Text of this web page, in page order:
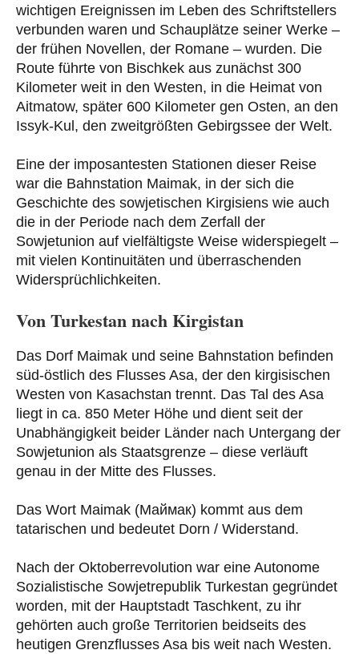
wichtigen Ereignissen im Leben des Schriftstellers
verbunden waren und Schauplätze seiner Werke –
der frühen Novellen, der Romane – wurden. Die
Route führte von Bischkek aus zunächst 300
Kilometer weit in den Westen, in die Heimat von
Aitmatow, später 600 Kilometer gen Osten, an den
Issyk-Kul, den zweitgrößten Gebirgssee der Welt.
Eine der imposantesten Stationen dieser Reise
war die Bahnstation Maimak, in der sich die
Geschichte des sowjetischen Kirgisiens wie auch
die in der Periode nach dem Zerfall der
Sowjetunion auf vielfältigste Weise widerspiegelt –
mit vielen Kontinuitäten und überraschenden
Widersprüchlichkeiten.
Von Turkestan nachKirgistan
Das Dorf Maimak und seine Bahnstation befinden
süd-östlich des Flusses Asa, der den kirgisischen
Westen von Kasachstan trennt. Das Tal des Asa
liegt in ca. 850 Meter Höhe und dient seit der
Unabhängigkeit beider Länder nach Untergang der
Sowjetunion als Staatsgrenze – diese verläuft
genau in der Mitte des Flusses.
Das Wort Maimak (Маймак) kommt aus dem
tatarischen und bedeutet Dorn / Widerstand.
Nach der Oktoberrevolution war eine Autonome
Sozialistische Sowjetrepublik Turkestan gegründet
worden, mit der Hauptstadt Taschkent, zu ihr
gehörten auch große Territorien beidseits des
heutigen Grenzflusses Asa bis weit nach Westen.